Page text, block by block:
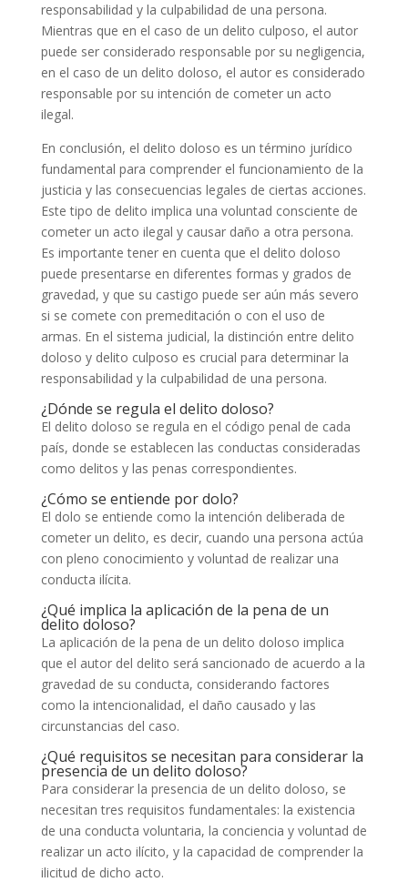
responsabilidad y la culpabilidad de una persona.
Mientras que en el caso de un delito culposo, el autor
puede ser considerado responsable por su negligencia,
en el caso de un delito doloso, el autor es considerado
responsable por su intención de cometer un acto
ilegal.
En conclusión, el delito doloso es un término jurídico
fundamental para comprender el funcionamiento de la
justicia y las consecuencias legales de ciertas acciones.
Este tipo de delito implica una voluntad consciente de
cometer un acto ilegal y causar daño a otra persona.
Es importante tener en cuenta que el delito doloso
puede presentarse en diferentes formas y grados de
gravedad, y que su castigo puede ser aún más severo
si se comete con premeditación o con el uso de
armas. En el sistema judicial, la distinción entre delito
doloso y delito culposo es crucial para determinar la
responsabilidad y la culpabilidad de una persona.
¿Dónde se regula el delito doloso?
El delito doloso se regula en el código penal de cada
país, donde se establecen las conductas consideradas
como delitos y las penas correspondientes.
¿Cómo se entiende por dolo?
El dolo se entiende como la intención deliberada de
cometer un delito, es decir, cuando una persona actúa
con pleno conocimiento y voluntad de realizar una
conducta ilícita.
¿Qué implica la aplicación de la pena de un
delito doloso?
La aplicación de la pena de un delito doloso implica
que el autor del delito será sancionado de acuerdo a la
gravedad de su conducta, considerando factores
como la intencionalidad, el daño causado y las
circunstancias del caso.
¿Qué requisitos se necesitan para considerar la
presencia de un delito doloso?
Para considerar la presencia de un delito doloso, se
necesitan tres requisitos fundamentales: la existencia
de una conducta voluntaria, la conciencia y voluntad de
realizar un acto ilícito, y la capacidad de comprender la
ilicitud de dicho acto.